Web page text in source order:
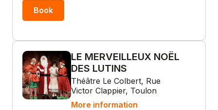
Book
LE MERVEILLEUX NOËL
DES LUTINS
Théâtre Le Colbert, Rue
Victor Clappier, Toulon
More information